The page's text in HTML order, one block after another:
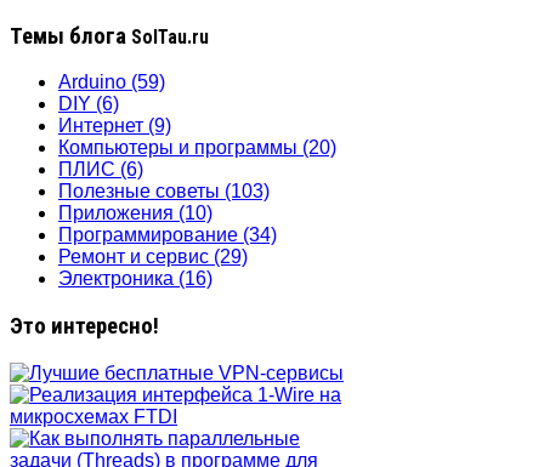
Темы блога SolTau.ru
Arduino (59)
DIY (6)
Интернет (9)
Компьютеры и программы (20)
ПЛИС (6)
Полезные советы (103)
Приложения (10)
Программирование (34)
Ремонт и сервис (29)
Электроника (16)
Это интересно!